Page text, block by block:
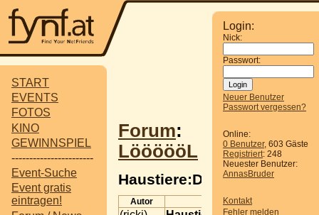
START
EVENTS
FOTOS
KINO
GEWINNSPIEL
-----------------------
Event-Suche
Event gratis
eintragen!
Login:
Nick:
Passwort:
Neuer Benutzer
Passwort vergessen?
Online:
0 Benutzer, 603 Gäste
Registriert: 248
Neuester Benutzer:
AnnasBruder
Kontakt
Fehler melden
Forum:
LöööööL
Haustiere:D
Autor Beitrag